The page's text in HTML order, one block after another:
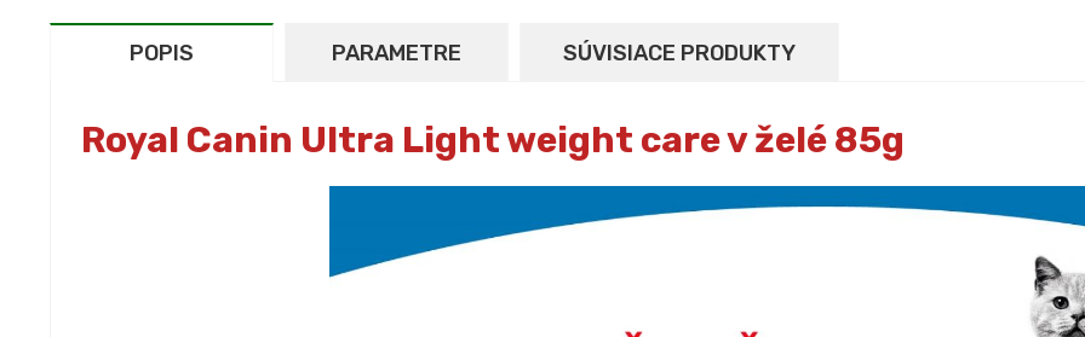
POPIS PARAMETRE SÚVISIACE PRODUKTY
Royal Canin Ultra Light weight care v želé 85g